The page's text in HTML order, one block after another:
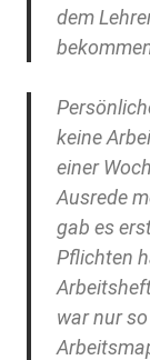
dem
keine
einer
Ausrede
gab es
Pflichten
war nur